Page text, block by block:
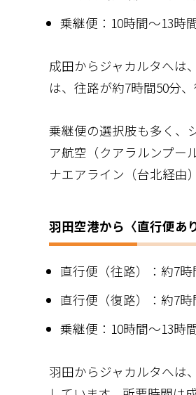
フライト中のイ
最適なフライト
乗継便：10時間～13時
成田からジャカルタへは
は、往路が約7時間50分、
乗継便の選択肢も多く、
ア航空（クアラルンプー
ナエアライン（台北経由
羽田空港から〈直行便あ
直行便（往路）：約7時
直行便（復路）：約7時
乗継便：10時間～13時
羽田からジャカルタへは